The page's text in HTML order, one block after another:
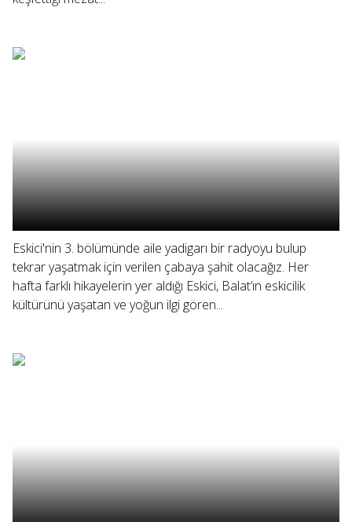
Eskici'nin 3. bölümünde aile yadigarı bir radyoyu bulup
tekrar yaşatmak için verilen çabaya şahit olacağız. Her
hafta farklı hikayelerin yer aldığı Eskici, Balat’ın eskicilik
kültürünü yaşatan ve yoğun ilgi gören...